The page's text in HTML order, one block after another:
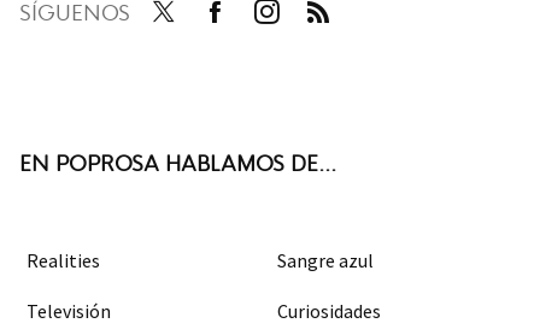
SÍGUENOS
EN POPROSA HABLAMOS DE...
Realities Sangre azul
Televisión Curiosidades